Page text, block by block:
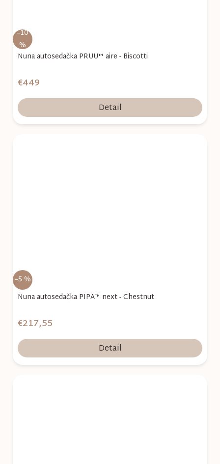
–10
%
Nuna autosedačka PRUU™ aire - Biscotti
€449
Detail
–5 %
Nuna autosedačka PIPA™ next - Chestnut
€217,55
Detail